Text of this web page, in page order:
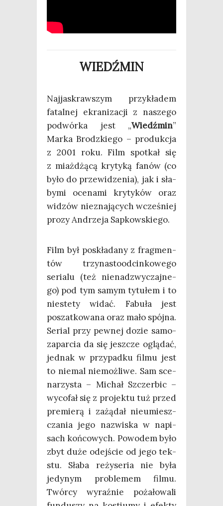
WIEDŹMIN
Naj­ja­skraw­szym przy­kła­dem
fatal­nej ekra­ni­za­cji z nasze­go
podwór­ka jest „Wiedź­min”
Mar­ka Brodz­kie­go – pro­duk­cja
z 2001 roku. Film spo­tkał się
z miaż­dżą­cą kry­ty­ką fanów (co
było do prze­wi­dze­nia), jak i sła­
by­mi oce­na­mi kry­ty­ków oraz
widzów nie­zna­ją­cych wcze­śniej
pro­zy Andrze­ja Sapkowskiego.
Film był poskła­da­ny z frag­men­
tów trzy­na­sto­od­cin­ko­we­go
seria­lu (też nie­na­dzwy­czaj­ne­
go) pod tym samym tytu­łem i to
nie­ste­ty widać. Fabu­ła jest
poszat­ko­wa­na oraz mało spój­na.
Serial przy pew­nej dozie samo­
za­par­cia da się jesz­cze oglą­dać,
jed­nak w przy­pad­ku fil­mu jest
to nie­mal nie­moż­li­we. Sam sce­
na­rzy­sta – Michał Szczer­bic –
wyco­fał się z pro­jek­tu tuż przed
pre­mie­rą i zażą­dał nie­umiesz­
cza­nia jego nazwi­ska w napi­
sach koń­co­wych. Powo­dem było
zbyt duże odej­ście od jego tek­
stu. Sła­ba reży­se­ria nie była
jedy­nym pro­ble­mem fil­mu.
Twór­cy wyraź­nie poża­ło­wa­li